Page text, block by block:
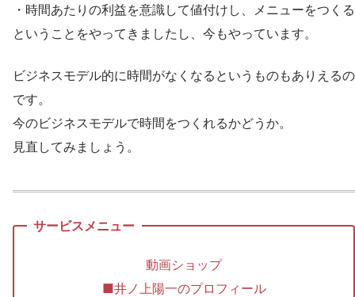
・時間あたりの利益を意識して値付けし、メニューをつくる
ということをやってきましたし、今もやっています。
ビジネスモデル的に時間がなくなるというものもありえるの
です。
今のビジネスモデルで時間をつくれるかどうか。
見直してみましょう。
動画ショップ
■井ノ上陽一のプロフィール